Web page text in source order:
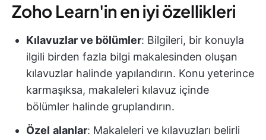
Zoho Learn'in en iyi özellikleri
Kılavuzlar ve bölümler: Bilgileri, bir konuyla
ilgili birden fazla bilgi makalesinden oluşan
kılavuzlar halinde yapılandırın. Konu yeterince
karmaşıksa, makaleleri kılavuz içinde
bölümler halinde gruplandırın.
Özel alanlar: Makaleleri ve kılavuzları belirli